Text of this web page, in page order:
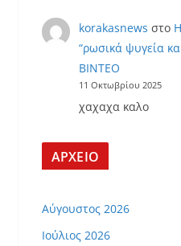
korakasnews στο
“ρωσικά ψυγεία
ΒΙΝΤΕΟ
11 Οκτωβρίου 2025
χαχαχα καλο
ΑΡΧΕΙΟ
Αύγουστος 2026
Ιούλιος 2026